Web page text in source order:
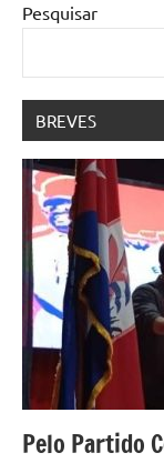
Pesquisar
BREVES
Pelo Partido